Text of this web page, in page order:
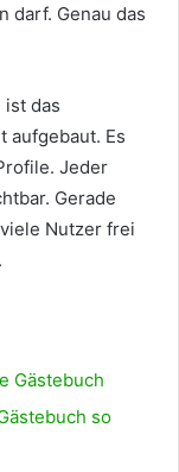
darf. Genau das
ist das
aufgebaut. Es
Jeder
Gerade
Nutzer frei
Gästebuch
so